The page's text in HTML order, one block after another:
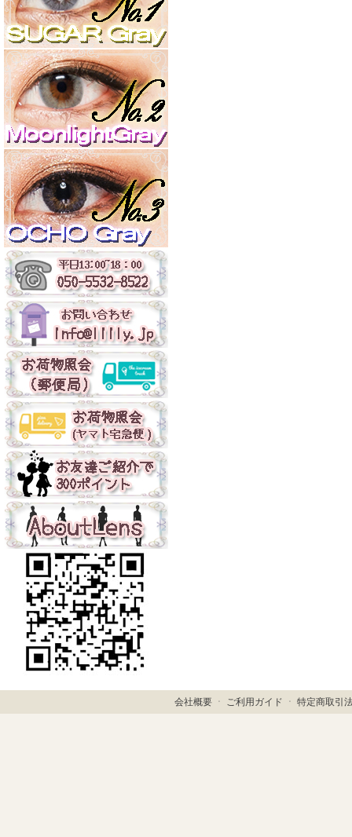
会社概要ㆍ ご利用ガイド ㆍ 特定商取引